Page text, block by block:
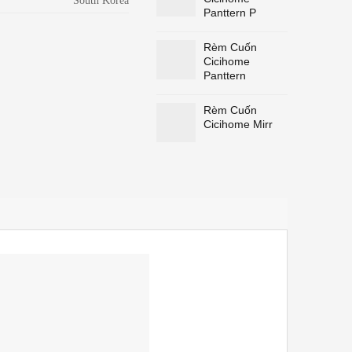
Panttern P
Rèm Cuốn
Cicihome
Panttern
Rèm Cuốn
Cicihome Mirr